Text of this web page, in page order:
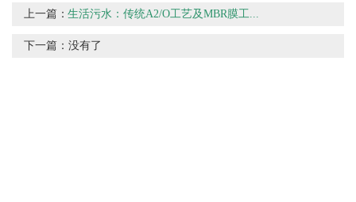
上一篇：生活污水：传统A2/O工艺及MBR膜工...
下一篇： 没有了